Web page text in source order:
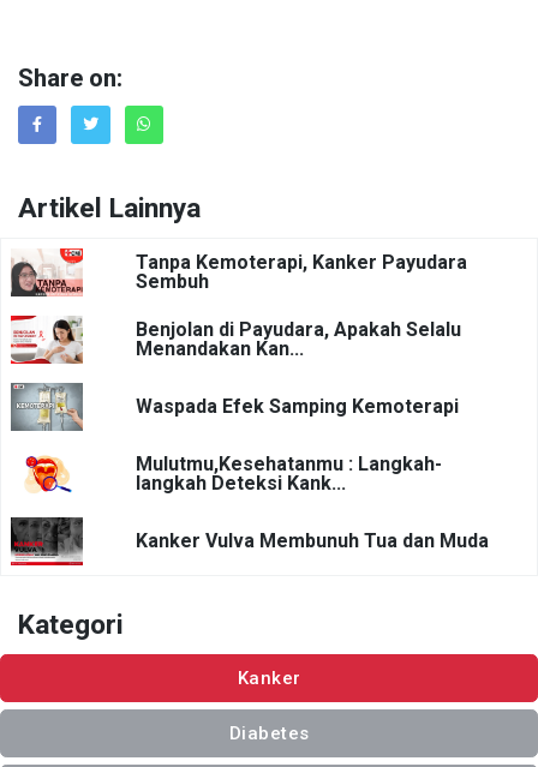
Share on:
Artikel Lainnya
Tanpa Kemoterapi, Kanker Payudara
Sembuh
Benjolan di Payudara, Apakah Selalu
Menandakan Kan...
Waspada Efek Samping Kemoterapi
Mulutmu,Kesehatanmu : Langkah-
langkah Deteksi Kank...
Kanker Vulva Membunuh Tua dan Muda
Kategori
Kanker
Diabetes